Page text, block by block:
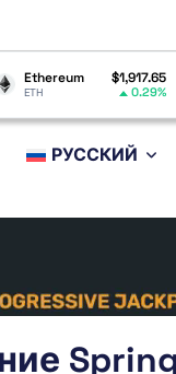
$1,917.65
0.29%
BNB
BNB
РУССКИЙ